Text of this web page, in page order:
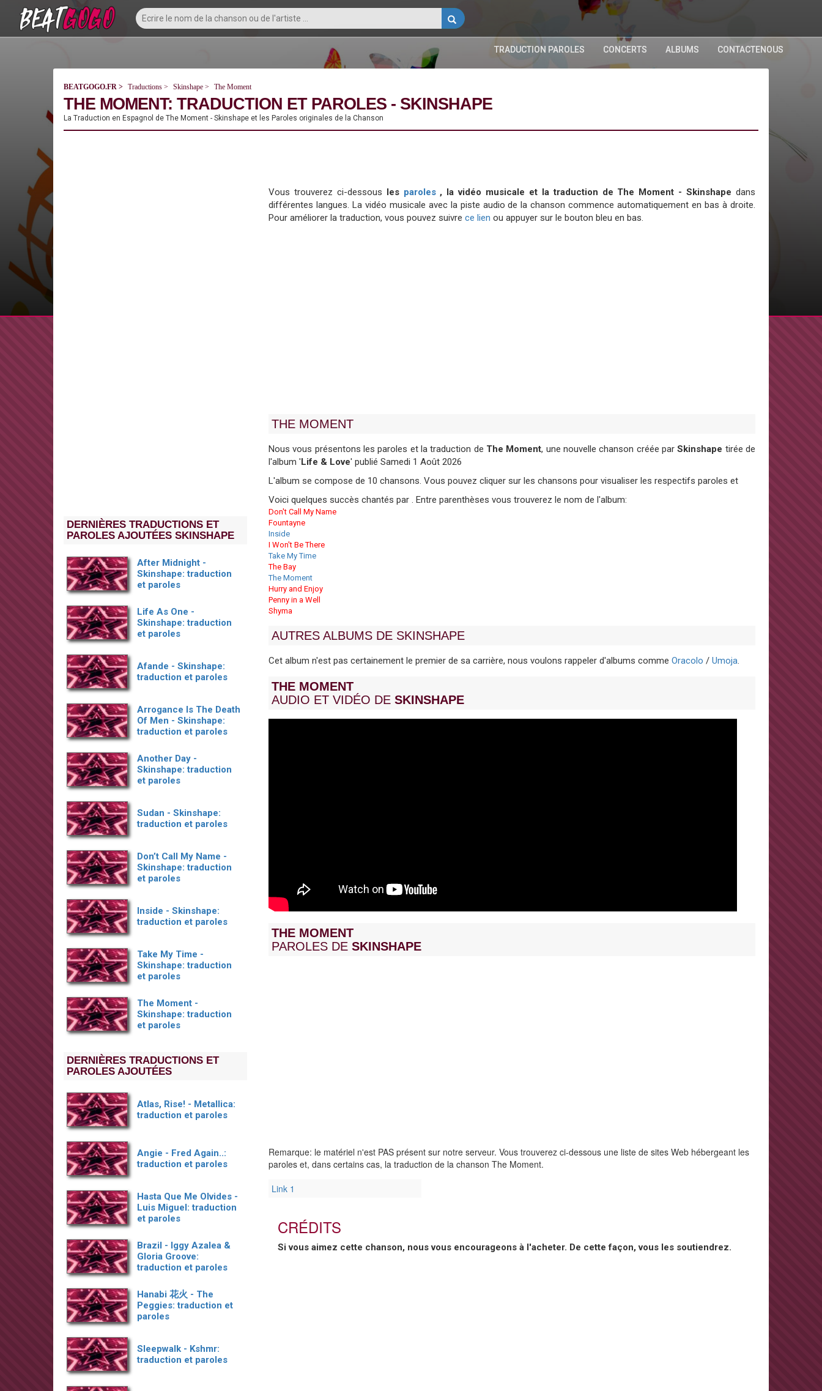
TRADUCTION PAROLES CONCERTS ALBUMS CONTACTENOUS
BEATGOGO.FR Traductions Skinshape The Moment
THE MOMENT: TRADUCTION ET PAROLES - SKINSHAPE
La Traduction en Espagnol de The Moment - Skinshape et les Paroles originales de la Chanson
Vous trouverez ci-dessous les paroles , la vidéo musicale et la traduction de The Moment - Skinshapedans
différentes langues. La vidéo musicale avec la piste audio de la chanson commence automatiquement en bas à droite.
Pour améliorer la traduction, vous pouvez suivre ce lien ou appuyer sur le bouton bleu en bas.
THE MOMENT
Nous vous présentons les paroles et la traduction de The Moment, une nouvelle chanson créée parSkinshape tirée de
l'album 'Life & Love' publié Samedi 1 Août 2026
L'album se compose de 10 chansons. Vous pouvez cliquer sur les chansons pour visualiser les respectifs paroles et
Voici quelques succès chantés par . Entre parenthèses vous trouverez le nom de l'album:
Don't Call My Name
Fountayne
Inside
I Won't Be There
Take My Time
The Bay
The Moment
Hurry and Enjoy
Penny in a Well
Shyma
AUTRES ALBUMS DE SKINSHAPE
Cet album n'est pas certainement le premier de sa carrière, nous voulons rappeler d'albums comme Oracolo / Umoja.
THE MOMENT
AUDIO ET VIDÉO DE SKINSHAPE
THE MOMENT
PAROLES DE SKINSHAPE
Remarque: le matériel n'est PAS présent sur notre serveur. Vous trouverez ci-dessous une liste de sites Web hébergeant les
paroles et, dans certains cas, la traduction de la chanson The Moment.
Link 1
CRÉDITS
Si vous aimez cette chanson, nous vous encourageons à l'acheter. De cette façon, vous les soutiendrez.
DERNIÈRES TRADUCTIONS ET
PAROLES AJOUTÉES SKINSHAPE
After Midnight -
Skinshape: traduction
et paroles
Life As One -
Skinshape: traduction
et paroles
Afande - Skinshape:
traduction et paroles
Arrogance Is The Death
Of Men - Skinshape:
traduction et paroles
Another Day -
Skinshape: traduction
et paroles
Sudan - Skinshape:
traduction et paroles
Don’t Call My Name -
Skinshape: traduction
et paroles
Inside - Skinshape:
traduction et paroles
Take My Time -
Skinshape: traduction
et paroles
The Moment -
Skinshape: traduction
et paroles
DERNIÈRES TRADUCTIONS ET
PAROLES AJOUTÉES
Atlas, Rise! - Metallica:
traduction et paroles
Angie - Fred Again..:
traduction et paroles
Hasta Que Me Olvides -
Luis Miguel: traduction
et paroles
Brazil - Iggy Azalea &
Gloria Groove:
traduction et paroles
Hanabi 花火 - The
Peggies: traduction et
paroles
Sleepwalk - Kshmr:
traduction et paroles